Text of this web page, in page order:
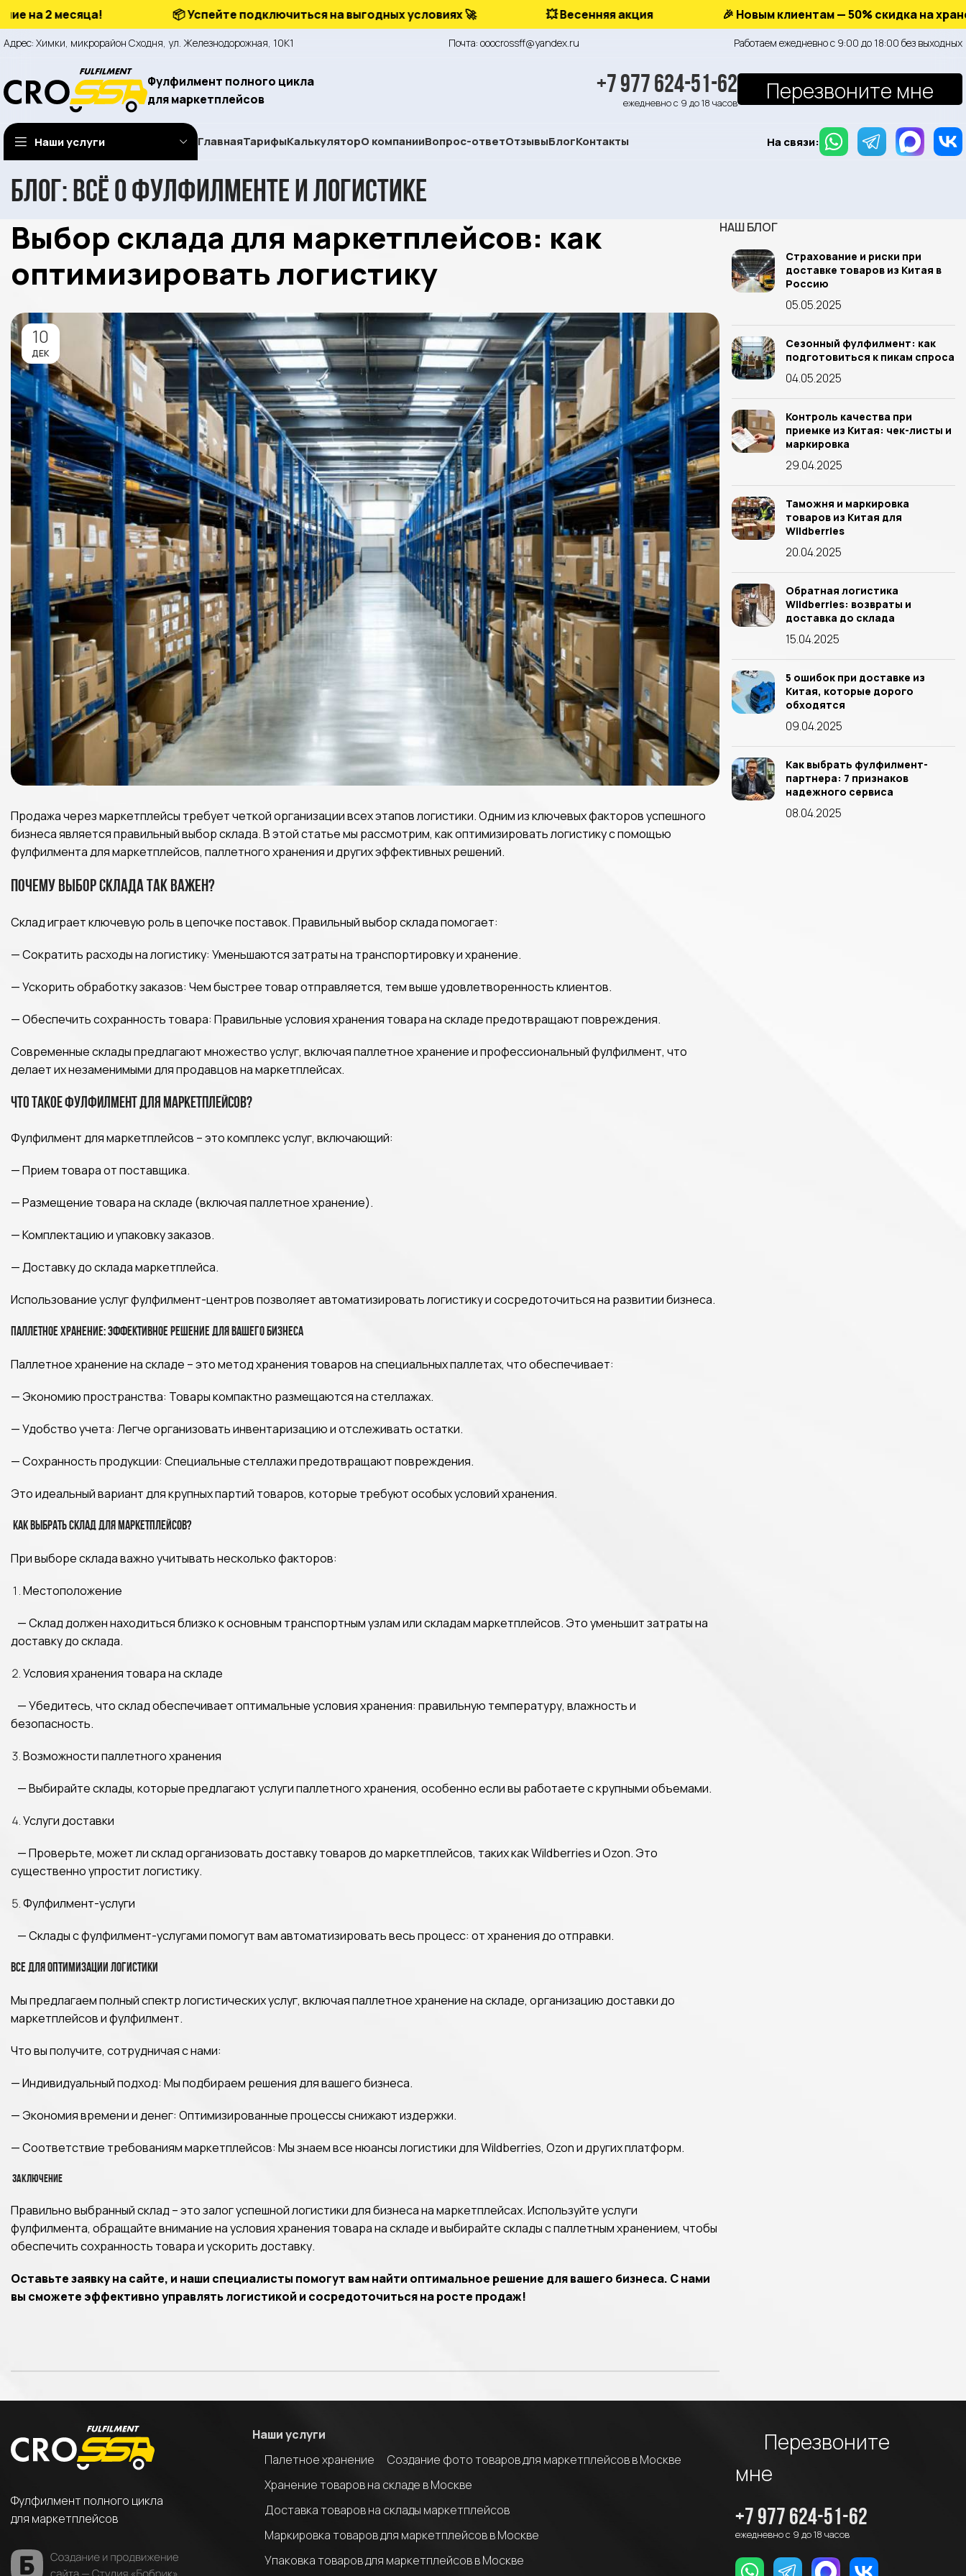
Адрес: Химки, микрорайон Сходня, ул. Железнодорожная, 10К1 Почта: ooocrossff@yandex.ru Работаем ежедневно с 9:00 до 18:00 без выходных
Фулфилмент полного цикла
для маркетплейсов
+7 977 624-51-62
ежедневно с 9 до 18 часов Перезвоните мне
Наши услуги ГлавнаяТарифыКалькуляторО компанииВопрос-ответОтзывыБлогКонтакты На связи:
Блог: всё о фулфилменте и логистике
Выбор склада для маркетплейсов: как
оптимизировать логистику
10
ДЕК
Продажа через маркетплейсы требует четкой организации всех этапов логистики. Одним из ключевых факторов успешного
бизнеса является правильный выбор склада. В этой статье мы рассмотрим, как оптимизировать логистику с помощью
фулфилмента для маркетплейсов, паллетного хранения и других эффективных решений.
Почему выбор склада так важен?
Склад играет ключевую роль в цепочке поставок. Правильный выбор склада помогает:
— Сократить расходы на логистику: Уменьшаются затраты на транспортировку и хранение.
— Ускорить обработку заказов: Чем быстрее товар отправляется, тем выше удовлетворенность клиентов.
— Обеспечить сохранность товара: Правильные условия хранения товара на складе предотвращают повреждения.
Современные склады предлагают множество услуг, включая паллетное хранение и профессиональный фулфилмент, что
делает их незаменимыми для продавцов на маркетплейсах.
Что такое фулфилмент для маркетплейсов?
Фулфилмент для маркетплейсов – это комплекс услуг, включающий:
— Прием товара от поставщика.
— Размещение товара на складе (включая паллетное хранение).
— Комплектацию и упаковку заказов.
— Доставку до склада маркетплейса.
Использование услуг фулфилмент-центров позволяет автоматизировать логистику и сосредоточиться на развитии бизнеса.
Паллетное хранение: Эффективное решение для вашего бизнеса
Паллетное хранение на складе – это метод хранения товаров на специальных паллетах, что обеспечивает:
— Экономию пространства: Товары компактно размещаются на стеллажах.
— Удобство учета: Легче организовать инвентаризацию и отслеживать остатки.
— Сохранность продукции: Специальные стеллажи предотвращают повреждения.
Это идеальный вариант для крупных партий товаров, которые требуют особых условий хранения.
Как выбрать склад для маркетплейсов?
При выборе склада важно учитывать несколько факторов:
Местоположение
— Склад должен находиться близко к основным транспортным узлам или складам маркетплейсов. Это уменьшит затраты на
доставку до склада.
Условия хранения товара на складе
— Убедитесь, что склад обеспечивает оптимальные условия хранения: правильную температуру, влажность и
безопасность.
Возможности паллетного хранения
— Выбирайте склады, которые предлагают услуги паллетного хранения, особенно если вы работаете с крупными объемами.
Услуги доставки
— Проверьте, может ли склад организовать доставку товаров до маркетплейсов, таких как Wildberries и Ozon. Это
существенно упростит логистику.
Фулфилмент-услуги
— Склады с фулфилмент-услугами помогут вам автоматизировать весь процесс: от хранения до отправки.
Все для оптимизации логистики
Мы предлагаем полный спектр логистических услуг, включая паллетное хранение на складе, организацию доставки до
маркетплейсов и фулфилмент.
Что вы получите, сотрудничая с нами:
— Индивидуальный подход: Мы подбираем решения для вашего бизнеса.
— Экономия времени и денег: Оптимизированные процессы снижают издержки.
— Соответствие требованиям маркетплейсов: Мы знаем все нюансы логистики для Wildberries, Ozon и других платформ.
Заключение
Правильно выбранный склад – это залог успешной логистики для бизнеса на маркетплейсах. Используйте услуги
фулфилмента, обращайте внимание на условия хранения товара на складе и выбирайте склады с паллетным хранением, чтобы
обеспечить сохранность товара и ускорить доставку.
Оставьте заявку на сайте, и наши специалисты помогут вам найти оптимальное решение для вашего бизнеса. С нами
вы сможете эффективно управлять логистикой и сосредоточиться на росте продаж!
НАШ БЛОГ
Страхование и риски при
доставке товаров из Китая в
Россию
05.05.2025
Сезонный фулфилмент: как
подготовиться к пикам спроса
04.05.2025
Контроль качества при
приемке из Китая: чек-листы и
маркировка
29.04.2025
Таможня и маркировка
товаров из Китая для
Wildberries
20.04.2025
Обратная логистика
Wildberries: возвраты и
доставка до склада
15.04.2025
5 ошибок при доставке из
Китая, которые дорого
обходятся
09.04.2025
Как выбрать фулфилмент-
партнера: 7 признаков
надежного сервиса
08.04.2025
Фулфилмент полного цикла
для маркетплейсов
Наши услуги
Палетное хранение
Создание фото товаров для маркетплейсов в Москве
Хранение товаров на складе в Москве
Доставка товаров на склады маркетплейсов
Маркировка товаров для маркетплейсов в Москве
Упаковка товаров для маркетплейсов в Москве
Перезвоните
мне
+7 977 624-51-62
ежедневно с 9 до 18 часов
2 месяца! 📦 Успейте подключиться на выгодных условиях 🚀 💥 Весенняя акция 🎉 Новым клиентам — 50% скидка на хранение